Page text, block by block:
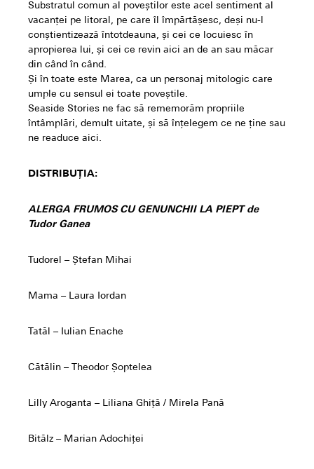
Substratul comun al poveștilor este acel sentiment al
vacanței pe litoral, pe care îl împărtășesc, deși nu-l
conștientizează întotdeauna, și cei ce locuiesc în
apropierea lui, și cei ce revin aici an de an sau măcar
din când în când.
Și în toate este Marea, ca un personaj mitologic care
umple cu sensul ei toate poveștile.
Seaside Stories ne fac să rememorăm propriile
întâmplări, demult uitate, și să înțelegem ce ne ține sau
ne readuce aici.
DISTRIBUȚIA:
ALERGA FRUMOS CU GENUNCHII LA PIEPT de
Tudor Ganea
Tudorel – Ștefan Mihai
Mama – Laura Iordan
Tatăl – Iulian Enache
Cătălin – Theodor Șoptelea
Lilly Aroganta – Liliana Ghiță / Mirela Pană
Bitălz – Marian Adochiței